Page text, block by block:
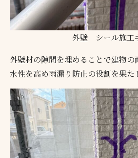
外壁 シール施工
外壁材の隙間を埋めることで建物
水性を高め雨漏り防止の役割を果た